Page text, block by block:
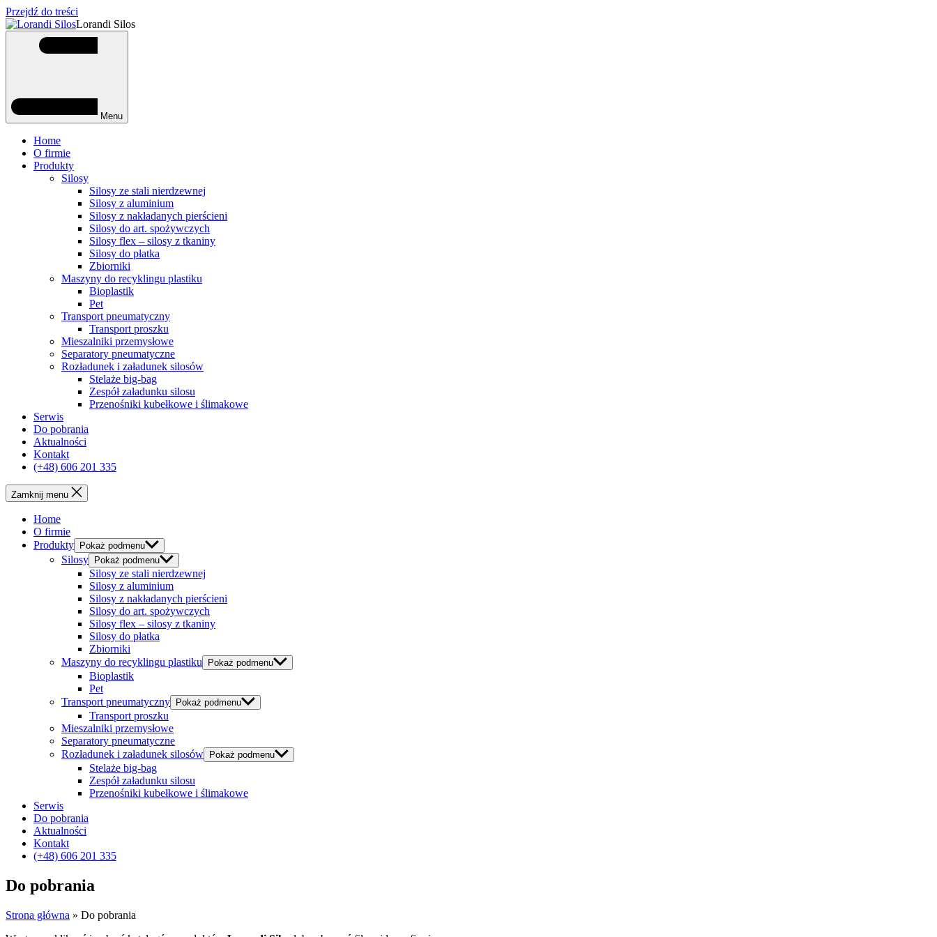
Przejdź do treści
Lorandi Silos
Menu
Home
O firmie
Produkty
Silosy
Silosy ze stali nierdzewnej
Silosy z aluminium
Silosy z nakładanych pierścieni
Silosy do art. spożywczych
Silosy flex – silosy z tkaniny
Silosy do płatka
Zbiorniki
Maszyny do recyklingu plastiku
Bioplastik
Pet
Transport pneumatyczny
Transport proszku
Mieszalniki przemysłowe
Separatory pneumatyczne
Rozładunek i załadunek silosów
Stelaże big-bag
Zespół załadunku silosu
Przenośniki kubełkowe i ślimakowe
Serwis
Do pobrania
Aktualności
Kontakt
(+48) 606 201 335
Zamknij menu
Home
O firmie
Produkty
Pokaż podmenu
Silosy Pokaż podmenu
Silosy ze stali nierdzewnej
Silosy z aluminium
Silosy z nakładanych pierścieni
Silosy do art. spożywczych
Silosy flex – silosy z tkaniny
Silosy do płatka
Zbiorniki
Maszyny do recyklingu plastiku
Pokaż podmenu
Bioplastik
Pet
Transport pneumatyczny
Pokaż podmenu
Transport proszku
Mieszalniki przemysłowe
Separatory pneumatyczne
Rozładunek i załadunek silosów
Pokaż podmenu
Stelaże big-bag
Zespół załadunku silosu
Przenośniki kubełkowe i ślimakowe
Serwis
Do pobrania
Aktualności
Kontakt
(+48) 606 201 335
Do pobrania
Strona główna » Do pobrania